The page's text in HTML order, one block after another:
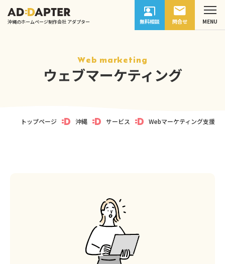
沖縄のホームページ制作会社 アダプター 無料相談 問合せ
Web marketing
ウェブマーケティング
トップページ 沖縄 サービス Webマーケティング支援